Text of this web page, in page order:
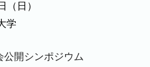
（日）
学
公開シンポジウム